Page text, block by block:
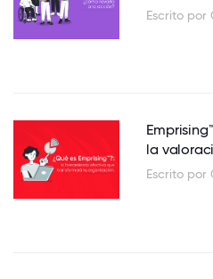
Escrito por
la
Escrito por